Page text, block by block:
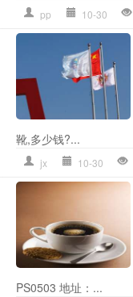
pp 10-30
靴,多少钱?...
jx 10-30
PS0503 地址：...